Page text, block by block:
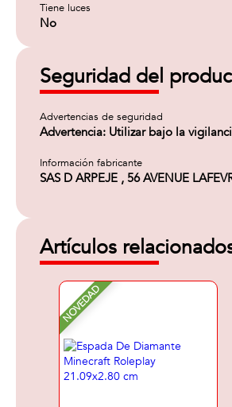
Tiene luces
No
Seguridad del
Advertencias de seguridad
Advertencia: Utilizar bajo la
Información fabricante
SAS D ARPEJE , 56 AVENUE
Artículos
NOVEDAD